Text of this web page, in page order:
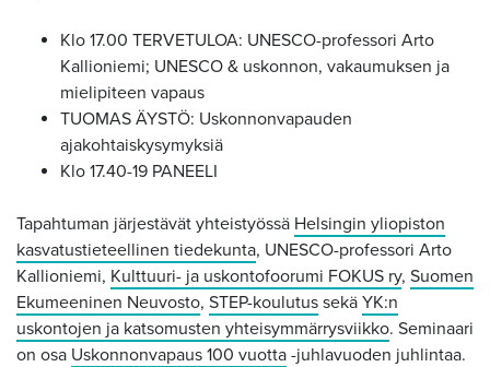
Klo 17.00 TERVETULOA: UNESCO-professori Arto
Kallioniemi; UNESCO & uskonnon, vakaumuksen ja
mielipiteen vapaus
TUOMAS ÄYSTÖ: Uskonnonvapauden
ajakohtaiskysymyksiä
Klo 17.40-19 PANEELI
Tapahtuman järjestävät yhteistyössä Helsingin yliopiston
kasvatustieteellinen tiedekunta, UNESCO-professori Arto
Kallioniemi, Kulttuuri- ja uskontofoorumi FOKUS ry, Suomen
Ekumeeninen Neuvosto, STEP-koulutus sekä YK:n
uskontojen ja katsomusten yhteisymmärrysviikko. Seminaari
on osa Uskonnonvapaus 100 vuotta -juhlavuoden juhlintaa.